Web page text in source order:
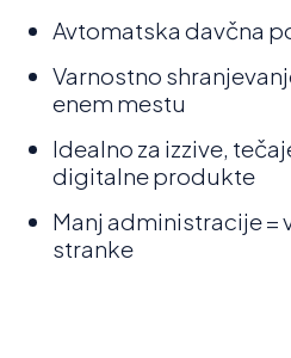
Avtomatska davčna
Varnostno
enem mestu
Idealno za izzive,
digitalne produkte
Manj administracije =
stranke